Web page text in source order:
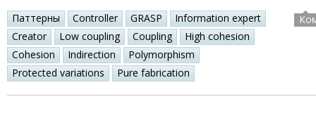
Паттерны Controller GRASP
Information expert
Creator
Low coupling Coupling
High cohesion
Cohesion
Indirection
Polymorphism
Protected variations
Pure fabrication